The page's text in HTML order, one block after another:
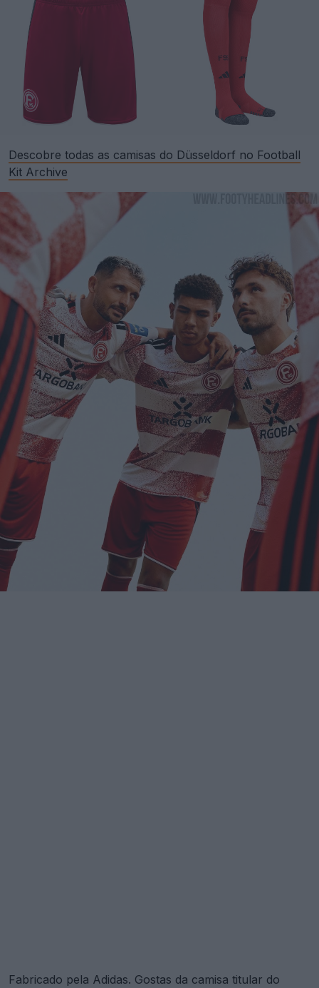
Descobre todas as camisas do Düsseldorf no Football
Kit Archive
Fabricado pela Adidas. Gostas da camisa titular do